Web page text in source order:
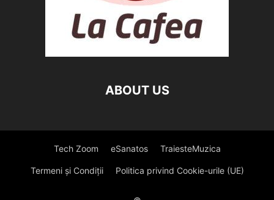
ABOUT US
Tech Zoom eSanatos TraiesteMuzica
Termeni și Condiții Politica privind Cookie-urile (UE)